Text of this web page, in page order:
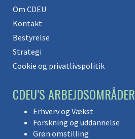
Om CDEU
Kontakt
Bestyrelse
Strategi
Cookie og privatlivspolitik
CDEU’S ARBEJDSOMRÅDER
Erhverv og Vækst
Forskning og uddannelse
Grøn omstilling